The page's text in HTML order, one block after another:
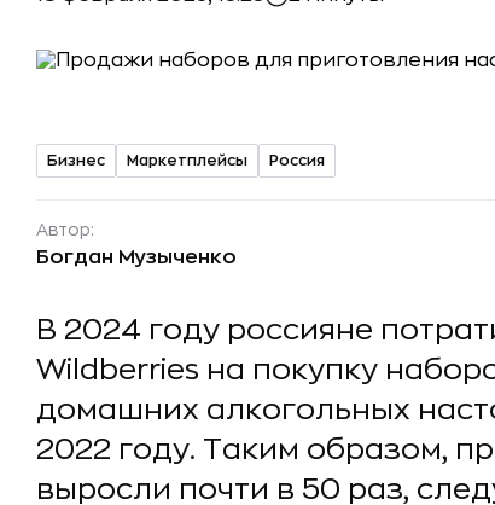
Бизнес Маркетплейсы Россия
Автор:
Богдан Музыченко
В 2024 году россияне
Wildberries на покупку
домашних алкогольных
2022 году. Таким образом,
выросли почти в 50 раз,